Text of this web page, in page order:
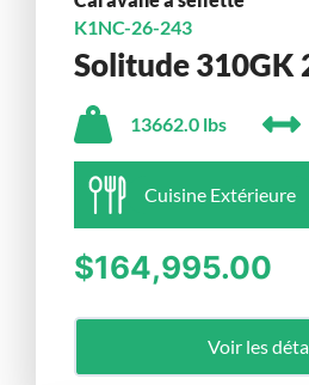
K1NC-26-243
Solitude 310GK
13662.0 lbs
Cuisine Extérieure
$164,995.00
Voir les